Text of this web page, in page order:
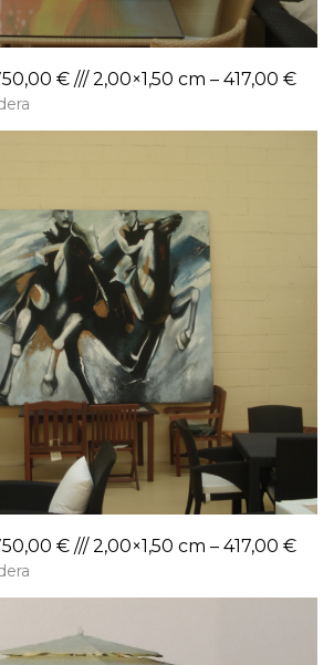
€ /// 2,00×1,50 cm – 417,00 €
€ /// 2,00×1,50 cm – 417,00 €